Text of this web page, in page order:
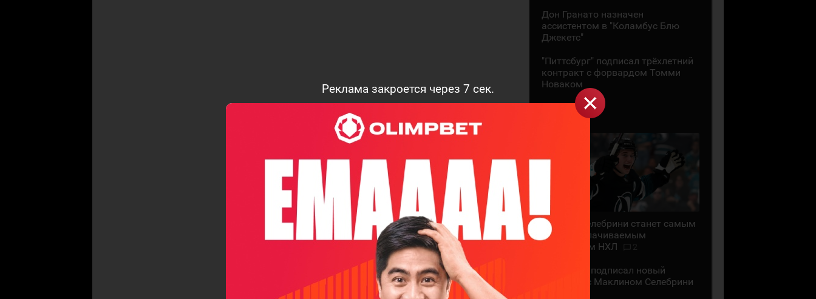
Реклама закроется через 7 сек.
Дон Гранато назначен
ассистентом в "Коламбус Блю
Джекетс"
"Питтсбург" подписал трёхлетний
контракт с форвардом Томми
Новаком
29 ИЮЛЯ
Маклин Селебрини станет самым
высокооплачиваемым
хоккеистом НХЛ
"Сан-Хосе" подписал новый
контракт с Маклином Селебрини